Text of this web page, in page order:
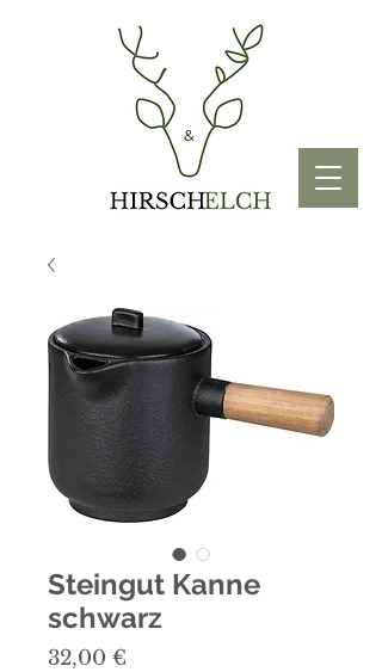
Steingut Kanne
schwarz
32,00 €